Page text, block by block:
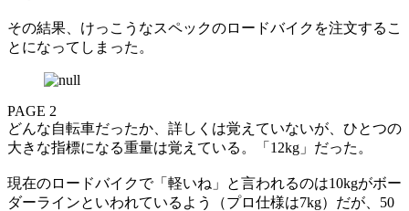
その結果、けっこうなスペックのロードバイクを注文するこ
とになってしまった。
PAGE 2
どんな自転車だったか、詳しくは覚えていないが、ひとつの
大きな指標になる重量は覚えている。「12kg」だった。
現在のロードバイクで「軽いね」と言われるのは10kgがボー
ダーラインといわれているよう（プロ仕様は7kg）だが、50